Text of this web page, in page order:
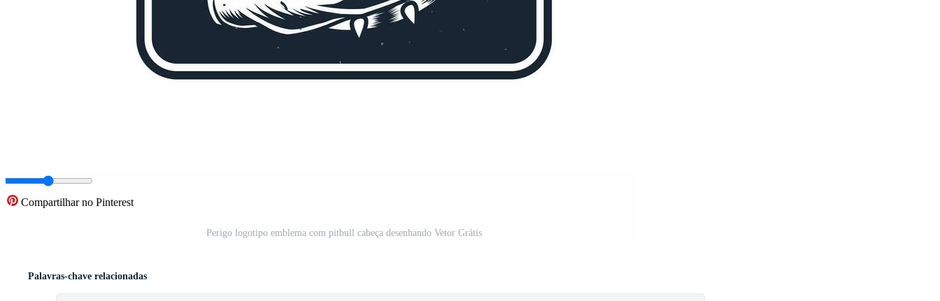
Compartilhar no Pinterest
Perigo logotipo emblema com pitbull cabeça desenhando Vetor Grátis
Palavras-chave relacionadas